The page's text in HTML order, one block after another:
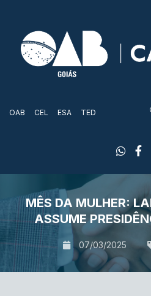
OAB CEL ESA TED
MÊS DA MULHER:
ASSUME
07/03/2025